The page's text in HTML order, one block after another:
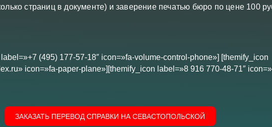
страниц в документе) и заверение печатью бюро по цене 100
(495) 177-57-18″ icon=»fa-volume-control-phone»] [themify_icon
icon=»fa-paper-plane»][themify_icon label=»8 916 770-48-71″
ЗАКАЗАТЬ ПЕРЕВОД СПРАВКИ НА СЕВАСТОПОЛЬСКОЙ